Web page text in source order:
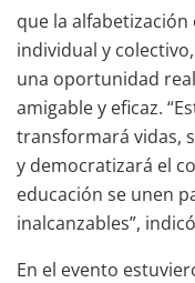
que la
individual y
una oportunidad
amigable y eficaz.
transformará vidas,
y democratizará el
educación se unen
inalcanzables”,
En el evento